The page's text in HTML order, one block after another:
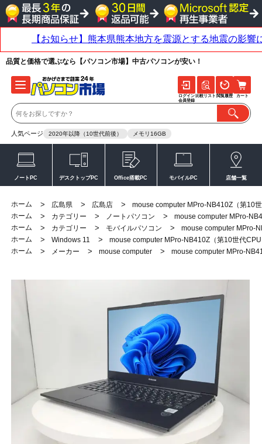
品質と価格で選ぶなら【パソコン市場】中古パソコンが安い！
人気ページ 2020年以降（10世代前後） メモリ16GB
ログイン
会員登録
比較リスト 閲覧履歴 カート
ノートPC デスクトップPC Office搭載PC モバイルPC 店舗一覧
ホーム > 広島県 > 広島店 >
mouse computer MPro-NB410Z（第10
ホーム
> カテゴリー > ノートパソコン >
mouse computer MPro-
ホーム
> カテゴリー > モバイルパソコン >
mouse computer MPro-
ホーム
> Windows 11 >
mouse computer MPro-NB410Z（第10世代
ホーム
> メーカー > mouse computer > mouse computer MPro-